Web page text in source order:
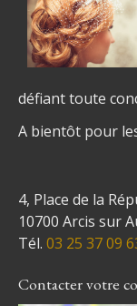
défiant toute
A bientôt pour
4, Place de la
10700 Arcis sur
Tél. 03 25 37 09
Contacter votre